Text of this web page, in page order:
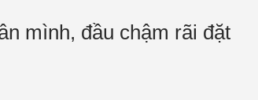
mình, đầu chậm rãi đặt